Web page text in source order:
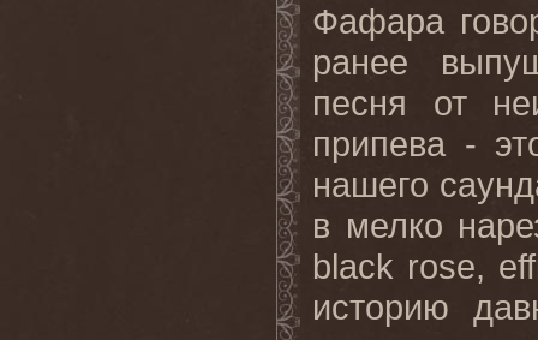
Фафара
ранее
песня от
припева -
нашего
в мелко
black rose,
историю